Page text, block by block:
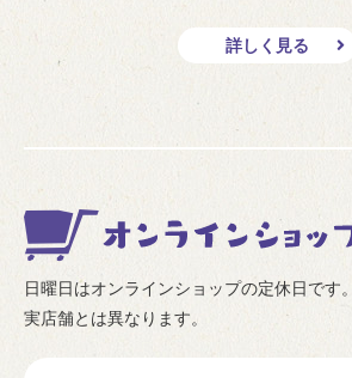
詳しく見る
日曜日はオンラインショップの定休日です。
実店舗とは異なります。